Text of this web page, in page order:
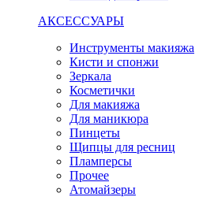
АКСЕССУАРЫ
Инструменты макияжа
Кисти и спонжи
Зеркала
Косметички
Для макияжа
Для маникюра
Пинцеты
Щипцы для ресниц
Пламперсы
Прочее
Атомайзеры